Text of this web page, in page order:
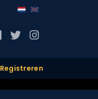
Registreren